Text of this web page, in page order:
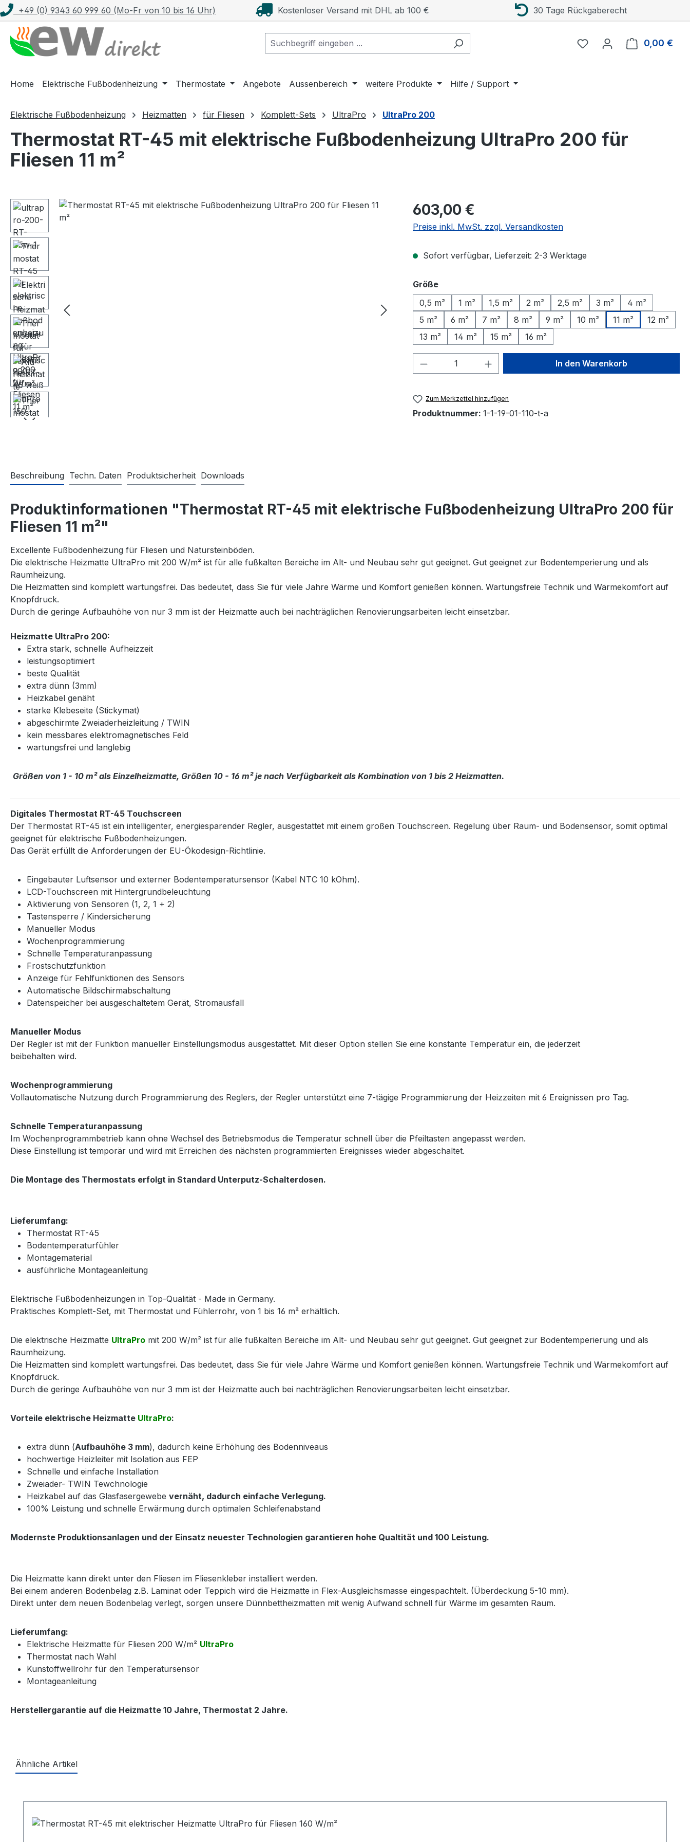
Hauptinhalt springen
Zur Suche springen
Zur Hauptnavigation springen
+49 (0) 9343 60 999 60 (Mo-Fr von 10 bis 16 Uhr) Kostenloser Versand mit DHL ab 100 € 30 Tage Rückgaberecht
0,00 €
Home Elektrische Fußbodenheizung Thermostate Angebote Aussenbereich weitere Produkte Hilfe / Support
Elektrische Fußbodenheizung Heizmatten für Fliesen Komplett-Sets UltraPro UltraPro 200
Thermostat RT-45 mit elektrische Fußbodenheizung UltraPro 200 für
Fliesen 11 m²
Bildergalerie überspringen Regulärer Preis:
603,00 €
Preise inkl. MwSt. zzgl. Versandkosten
Sofort verfügbar, Lieferzeit: 2-3 Werktage
Größeauswählen
0,5 m²
1 m² 1,5 m² 2 m² 2,5 m² 3 m²
4 m²
5 m²
6 m² 7 m² 8 m² 9 m² 10 m² 11 m²
12 m²
13 m²
14 m² 15 m² 16 m²
Produkt Anzahl: Gib den gewünschten Wert
In den Warenkorb
Zum Merkzettel hinzufügen
Produktnummer: 1-1-19-01-110-t-a
Beschreibung Techn. Daten Produktsicherheit Downloads
Produktinformationen "Thermostat RT-45 mit elektrische Fußbodenheizung UltraPro 200 für
Fliesen 11 m²"
Excellente Fußbodenheizung für Fliesen und Natursteinböden.
Die elektrische Heizmatte UltraPro mit 200 W/m² ist für alle fußkalten Bereiche im Alt- und Neubau sehr gut geeignet. Gut geeignet zur Bodentemperierung und als
Raumheizung.
Die Heizmatten sind komplett wartungsfrei. Das bedeutet, dass Sie für viele Jahre Wärme und Komfort genießen können. Wartungsfreie Technik und Wärmekomfort auf
Knopfdruck.
Durch die geringe Aufbauhöhe von nur 3 mm ist der Heizmatte auch bei nachträglichen Renovierungsarbeiten leicht einsetzbar.
Heizmatte UltraPro 200:
Extra stark, schnelle Aufheizzeit
leistungsoptimiert
beste Qualität
extra dünn (3mm)
Heizkabel genäht
starke Klebeseite (Stickymat)
abgeschirmte Zweiaderheizleitung / TWIN
kein messbares elektromagnetisches Feld
wartungsfrei und langlebig
Größen von 1 - 10 m² als Einzelheizmatte, Größen 10 - 16 m² je nach Verfügbarkeit als Kombination von 1 bis 2 Heizmatten.
Digitales Thermostat RT-45 Touchscreen
Der Thermostat RT-45 ist ein intelligenter, energiesparender Regler, ausgestattet mit einem großen Touchscreen. Regelung über Raum- und Bodensensor, somit optimal
geeignet für elektrische Fußbodenheizungen.
Das Gerät erfüllt die Anforderungen der EU-Ökodesign-Richtlinie.
Eingebauter Luftsensor und externer Bodentemperatursensor (Kabel NTC 10 kOhm).
LCD-Touchscreen mit Hintergrundbeleuchtung
Aktivierung von Sensoren (1, 2, 1 + 2)
Tastensperre / Kindersicherung
Manueller Modus
Wochenprogrammierung
Schnelle Temperaturanpassung
Frostschutzfunktion
Anzeige für Fehlfunktionen des Sensors
Automatische Bildschirmabschaltung
Datenspeicher bei ausgeschaltetem Gerät, Stromausfall
Manueller Modus
Der Regler ist mit der Funktion manueller Einstellungsmodus ausgestattet. Mit dieser Option stellen Sie eine konstante Temperatur ein, die jederzeit
beibehalten wird.
Wochenprogrammierung
Vollautomatische Nutzung durch Programmierung des Reglers, der Regler unterstützt eine 7-tägige Programmierung der Heizzeiten mit 6 Ereignissen pro Tag.
Schnelle Temperaturanpassung
Im Wochenprogrammbetrieb kann ohne Wechsel des Betriebsmodus die Temperatur schnell über die Pfeiltasten angepasst werden.
Diese Einstellung ist temporär und wird mit Erreichen des nächsten programmierten Ereignisses wieder abgeschaltet.
Die Montage des Thermostats erfolgt in Standard Unterputz-Schalterdosen.
Lieferumfang:
Thermostat RT-45
Bodentemperaturfühler
Montagematerial
ausführliche Montageanleitung
Elektrische Fußbodenheizungen in Top-Qualität - Made in Germany.
Praktisches Komplett-Set, mit Thermostat und Fühlerrohr, von 1 bis 16 m² erhältlich.
Die elektrische Heizmatte UltraPro mit 200 W/m² ist für alle fußkalten Bereiche im Alt- und Neubau sehr gut geeignet. Gut geeignet zur Bodentemperierung und als
Raumheizung.
Die Heizmatten sind komplett wartungsfrei. Das bedeutet, dass Sie für viele Jahre Wärme und Komfort genießen können. Wartungsfreie Technik und Wärmekomfort auf
Knopfdruck.
Durch die geringe Aufbauhöhe von nur 3 mm ist der Heizmatte auch bei nachträglichen Renovierungsarbeiten leicht einsetzbar.
Vorteile elektrische Heizmatte UltraPro:
extra dünn (Aufbauhöhe 3 mm), dadurch keine Erhöhung des Bodenniveaus
hochwertige Heizleiter mit Isolation aus FEP
Schnelle und einfache Installation
Zweiader- TWIN Tewchnologie
Heizkabel auf das Glasfasergewebe vernäht, dadurch einfache Verlegung.
100% Leistung und schnelle Erwärmung durch optimalen Schleifenabstand
Modernste Produktionsanlagen und der Einsatz neuester Technologien garantieren hohe Qualtität und 100 Leistung.
Die Heizmatte kann direkt unter den Fliesen im Fliesenkleber installiert werden.
Bei einem anderen Bodenbelag z.B. Laminat oder Teppich wird die Heizmatte in Flex-Ausgleichsmasse eingespachtelt. (Überdeckung 5-10 mm).
Direkt unter dem neuen Bodenbelag verlegt, sorgen unsere Dünnbettheizmatten mit wenig Aufwand schnell für Wärme im gesamten Raum.
Lieferumfang:
Elektrische Heizmatte für Fliesen 200 W/m² UltraPro
Thermostat nach Wahl
Kunstoffwellrohr für den Temperatursensor
Montageanleitung
Herstellergarantie auf die Heizmatte 10 Jahre, Thermostat 2 Jahre.
Ähnliche Artikel